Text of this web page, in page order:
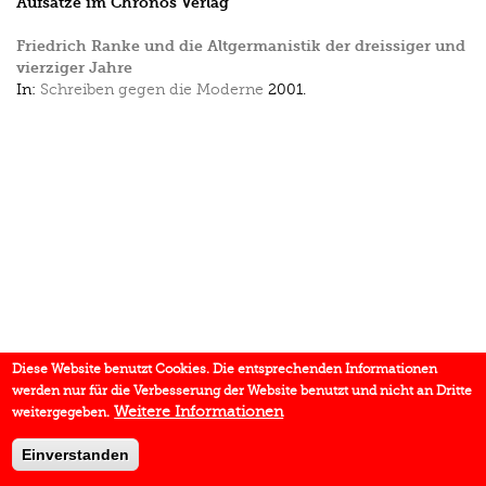
Friedrich Ranke und die Altgermanistik der dreissiger und
vierziger Jahre
In: Schreiben gegen die Moderne 2001.
Diese Website benutzt Cookies. Die entsprechenden Informationen
werden nur für die Verbesserung der Website benutzt und nicht an Dritte
weitergegeben. Weitere Informationen
Einverstanden